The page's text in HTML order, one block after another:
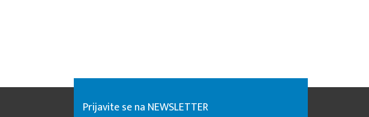
Prijavite se na NEWSLETTER